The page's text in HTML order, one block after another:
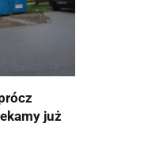
już